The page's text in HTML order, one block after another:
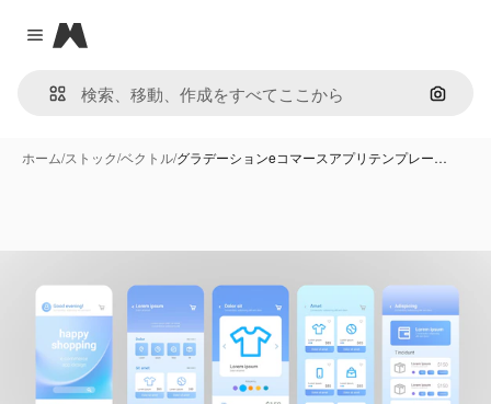
Close menu
Magnific
画像で
ホーム/ストック/ベクトル/グラデーションeコマースアプリテンプレー…